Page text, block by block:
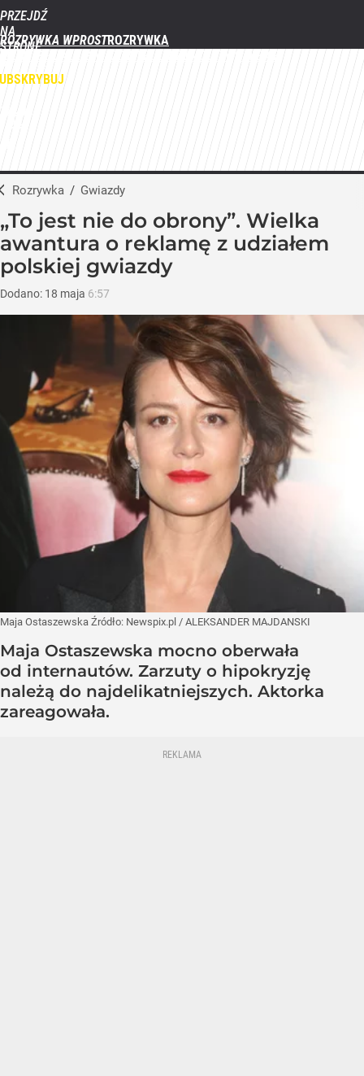
PRZEJDŹ
NA
STRONĘ
WPROST.PL
ROZRYWKA WPROST
Rozrywka / Gwiazdy
„To jest nie do obrony”. Wielka
awantura o reklamę z udziałem
polskiej gwiazdy
Dodano: 18 maja 6:57
Maja Ostaszewska Źródło: Newspix.pl / ALEKSANDER MAJDANSKI
Maja Ostaszewska mocno oberwała
od internautów. Zarzuty o hipokryzję
należą do najdelikatniejszych. Aktorka
zareagowała.